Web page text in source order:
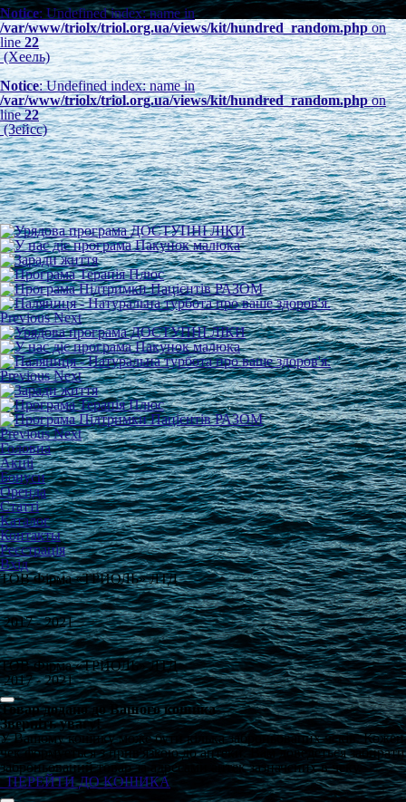
Notice: Undefined index: name in
/var/www/triolx/triol.org.ua/views/kit/hundred_random.phpon
line22
(Хеель)
Notice: Undefined index: name in
/var/www/triolx/triol.org.ua/views/kit/hundred_random.phpon
line22
(Зейсс)
Previous Next
Previous Next
Previous Next
Головна
Акції
Бонуси
Оренда
Статті
Каталог
Контакты
Реєстрація
Вхід
ТОВ Фірма «ТРИОЛЬ» ЛТД
2017 - 2021
ТОВ Фірма «ТРИОЛЬ» ЛТД
2017 - 2021
Товар додано до Вашого кошика
Зверніть увагу!
У Вашому кошику може бути кілька заброньованих чеків. Кожен
чек формуеться з прив'язкою до аптеки. Вам доведеться забирати
заброньований товар за адресами аптек зазначених в чеку.
ПЕРЕЙТИ ДО КОШИКА